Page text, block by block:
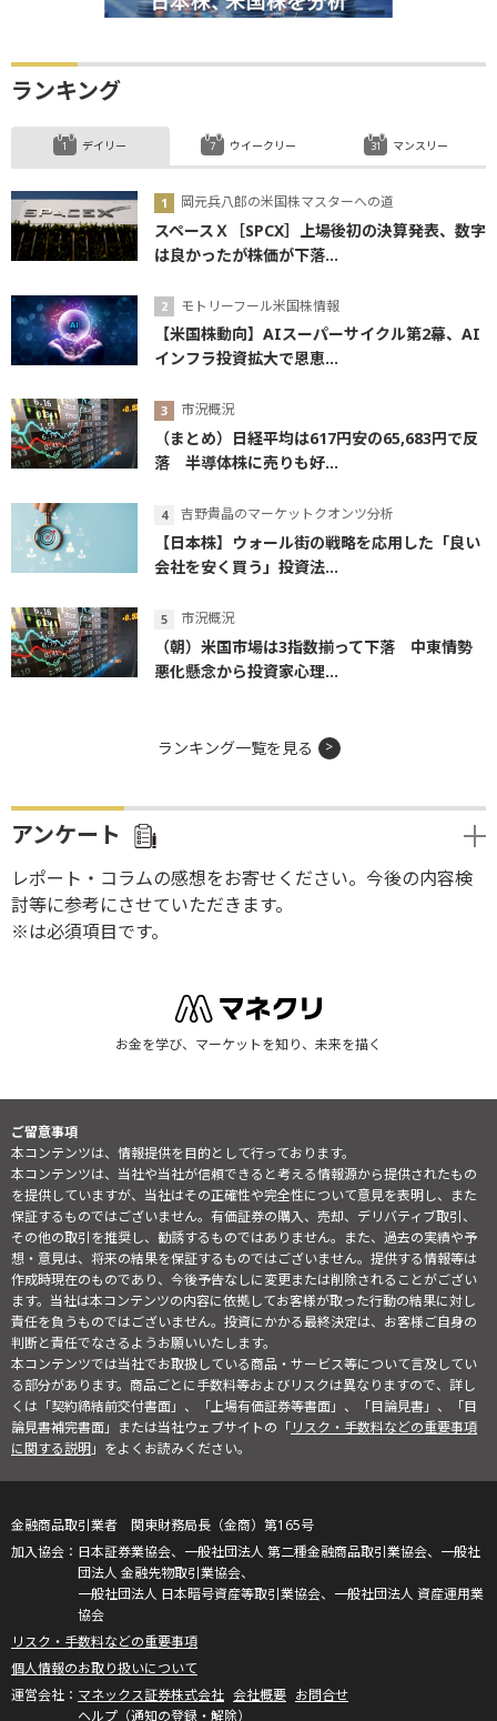
ランキング
デイリー
岡元兵八郎の米国株マスターへの道
スペースＸ［SPCX］上場後初の決算発表、数字
は良かったが株価が下落...
モトリーフール米国株情報
【米国株動向】AIスーパーサイクル第2幕、AI
インフラ投資拡大で恩恵...
市況概況
（まとめ）日経平均は617円安の65,683円で反
落 半導体株に売りも好...
吉野貴晶のマーケットクオンツ分析
【日本株】ウォール街の戦略を応用した「良い
会社を安く買う」投資法...
市況概況
（朝）米国市場は3指数揃って下落 中東情勢
悪化懸念から投資家心理...
ウイークリー マンスリー
ランキング一覧を見る
アンケート
レポート・コラムの感想をお寄せください。今後の内容検
討等に参考にさせていただきます。
※は必須項目です。
お金を学び、マーケットを知り、未来を描く
ご留意事項
本コンテンツは、情報提供を目的として行っております。
本コンテンツは、当社や当社が信頼できると考える情報源から提供されたもの
を提供していますが、当社はその正確性や完全性について意見を表明し、また
保証するものではございません。有価証券の購入、売却、デリバティブ取引、
その他の取引を推奨し、勧誘するものではありません。また、過去の実績や予
想・意見は、将来の結果を保証するものではございません。提供する情報等は
作成時現在のものであり、今後予告なしに変更または削除されることがござい
ます。当社は本コンテンツの内容に依拠してお客様が取った行動の結果に対し
責任を負うものではございません。投資にかかる最終決定は、お客様ご自身の
判断と責任でなさるようお願いいたします。
本コンテンツでは当社でお取扱している商品・サービス等について言及してい
る部分があります。商品ごとに手数料等およびリスクは異なりますので、詳し
くは「契約締結前交付書面」、「上場有価証券等書面」、「目論見書」、「目
論見書補完書面」または当社ウェブサイトの「リスク・手数料などの重要事項
に関する説明」をよくお読みください。
金融商品取引業者 関東財務局長（金商）第165号
日本証券業協会、一般社団法人 第二種金融商品取引業協会、一般社
団法人 金融先物取引業協会、
一般社団法人 日本暗号資産等取引業協会、一般社団法人 資産運用業
協会
リスク・手数料などの重要事項
個人情報のお取り扱いについて
マネックス証券株式会社 会社概要 お問合せ
ヘルプ（通知の登録・解除）